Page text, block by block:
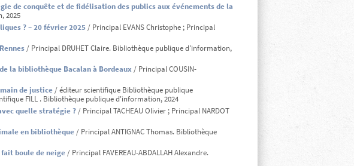
de conquête et de fidélisation des publics aux événements de la
2025
? – 20 février 2025/ Principal EVANS Christophe ; Principal
/ Principal DRUHET Claire. Bibliothèque publique d'information,
la bibliothèque Bacalan à Bordeaux/ Principal COUSIN-
de justice/ éditeur scientifique Bibliothèque publique
FILL . Bibliothèque publique d'information, 2024
quelle stratégie ?/ Principal TACHEAU Olivier ; Principal NARDOT
en bibliothèque/ Principal ANTIGNAC Thomas. Bibliothèque
boule de neige/ Principal FAVEREAU-ABDALLAH Alexandre.